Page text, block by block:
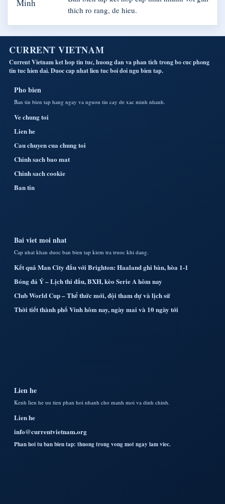
thich ro rang, de hieu.
CURRENT VIETNAM
Current Vietnam ket hop tin tuc, huong dan va phan tich trong bo cuc phong
tin tuc hien dai. Duoc cap nhat lien tuc boi doi ngu bien tap.
Pho bien
Ban tin bien tap hang ngay va nguon tin cay de xac minh nhanh.
Ve chung toi
Lien he
Cau chuyen cua chung toi
Chinh sach bao mat
Chinh sach cookie
Ban tin
Bai viet moi nhat
Cap nhat khan duoc ban bien tap kiem tra truoc khi dang.
Kết quả Man City đấu với Brighton: Haaland ghi bàn, hòa 1-1
Bóng đá Ý – Lịch thi đấu, BXH, kèo Serie A hôm nay
Club World Cup – Thể thức mới, đội tham dự và lịch sử
Thời tiết thành phố Vinh hôm nay, ngày mai và 10 ngày tới
Lien he
Kenh lien he uu tien phan hoi nhanh cho manh moi va dinh chinh.
Lien he
info@currentvietnam.org
Phan hoi tu ban bien tap: thuong trong vong mot ngay lam viec.